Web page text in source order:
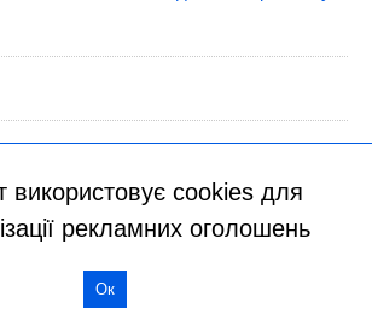
використовує cookies для
рекламних оголошень
Ок